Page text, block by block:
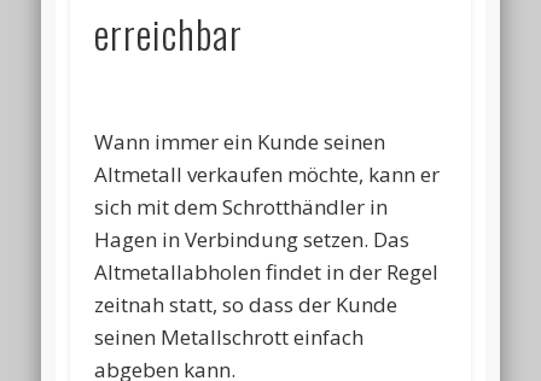
erreichbar
Wann immer ein Kunde seinen
Altmetall verkaufen möchte, kann er
sich mit dem Schrotthändler in
Hagen in Verbindung setzen. Das
Altmetallabholen findet in der Regel
zeitnah statt, so dass der Kunde
seinen Metallschrott einfach
abgeben kann.